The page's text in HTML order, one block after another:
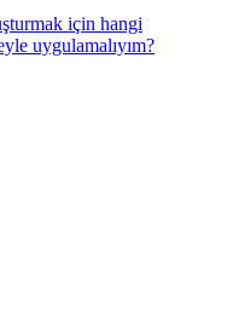
için hangi
uygulamalıyım?